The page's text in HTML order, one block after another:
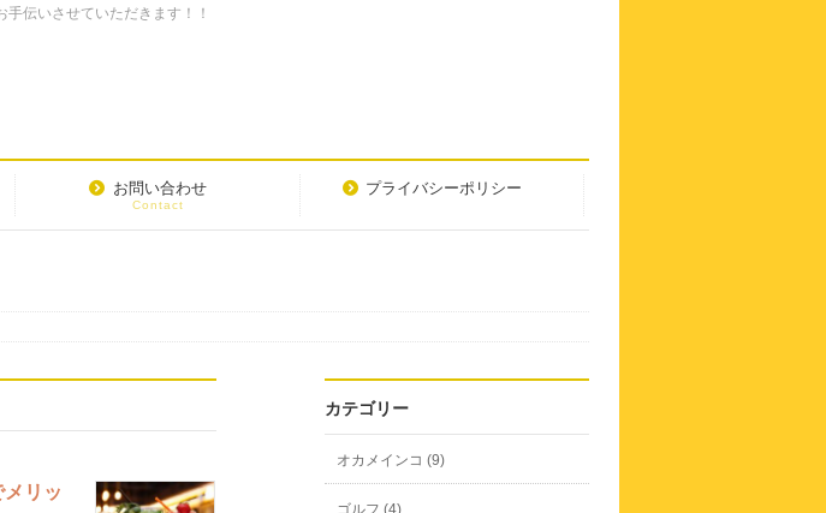
伝いさせていただきます！！
お問い合わせ
Contact
プライバシーポリシー
リッ
カテゴリー
オカメインコ (9)
ゴルフ (4)